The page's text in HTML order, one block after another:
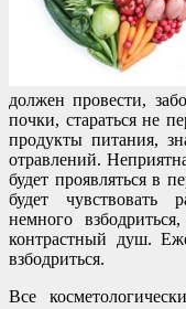
должен провести,
почки, стараться не
продукты питания,
отравлений.
будет проявляться в
будет чувствовать
немного
контрастный душ.
взбодриться.
Все